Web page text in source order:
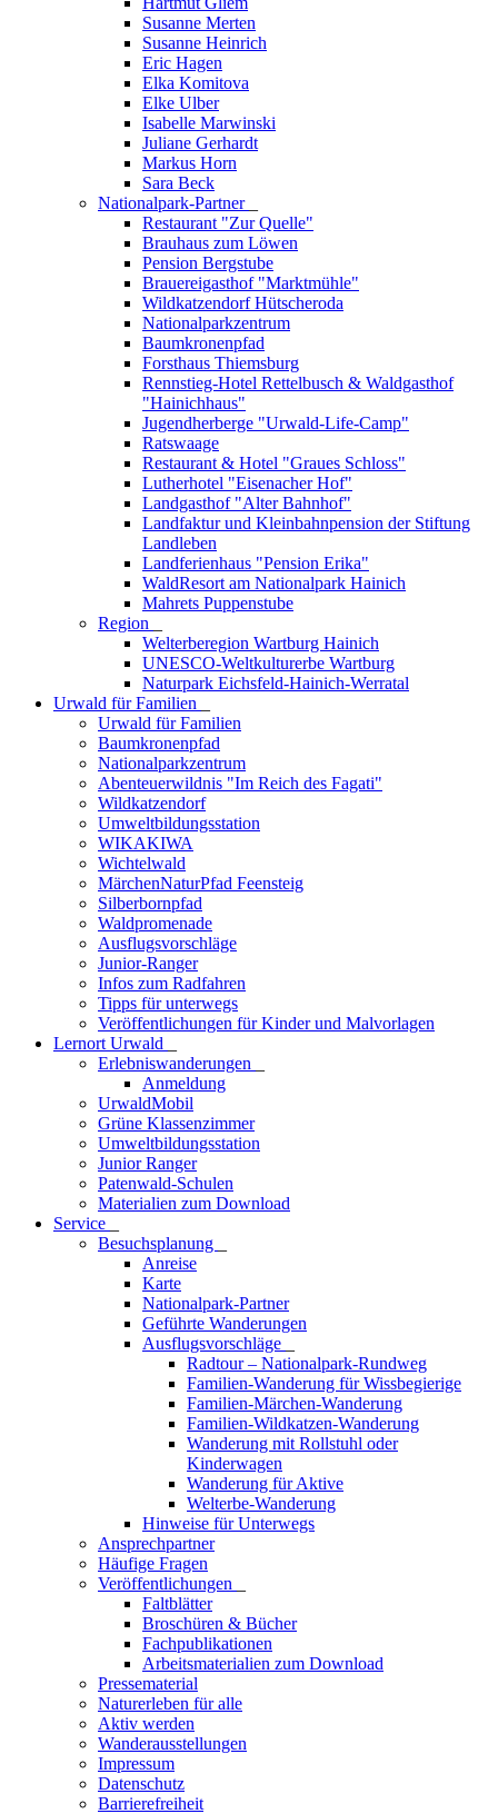
Susanne Merten
Susanne Heinrich
Eric Hagen
Elka Komitova
Elke Ulber
Isabelle Marwinski
Juliane Gerhardt
Markus Horn
Sara Beck
Nationalpark-Partner
Restaurant "Zur Quelle"
Brauhaus zum Löwen
Pension Bergstube
Brauereigasthof "Marktmühle"
Wildkatzendorf Hütscheroda
Nationalparkzentrum
Baumkronenpfad
Forsthaus Thiemsburg
Rennstieg-Hotel Rettelbusch & Waldgasthof
"Hainichhaus"
Jugendherberge "Urwald-Life-Camp"
Ratswaage
Restaurant & Hotel "Graues Schloss"
Lutherhotel "Eisenacher Hof"
Landgasthof "Alter Bahnhof"
Landfaktur und Kleinbahnpension der Stiftung
Landleben
Landferienhaus "Pension Erika"
WaldResort am Nationalpark Hainich
Mahrets Puppenstube
Region
Welterberegion Wartburg Hainich
UNESCO-Weltkulturerbe Wartburg
Naturpark Eichsfeld-Hainich-Werratal
Urwald für Familien
Urwald für Familien
Baumkronenpfad
Nationalparkzentrum
Abenteuerwildnis "Im Reich des Fagati"
Wildkatzendorf
Umweltbildungsstation
WIKAKIWA
Wichtelwald
MärchenNaturPfad Feensteig
Silberbornpfad
Waldpromenade
Ausflugsvorschläge
Junior-Ranger
Infos zum Radfahren
Tipps für unterwegs
Veröffentlichungen für Kinder und Malvorlagen
Lernort Urwald
Erlebniswanderungen
Anmeldung
UrwaldMobil
Grüne Klassenzimmer
Umweltbildungsstation
Junior Ranger
Patenwald-Schulen
Materialien zum Download
Service
Besuchsplanung
Anreise
Karte
Nationalpark-Partner
Geführte Wanderungen
Ausflugsvorschläge
Radtour – Nationalpark-Rundweg
Familien-Wanderung für Wissbegierige
Familien-Märchen-Wanderung
Familien-Wildkatzen-Wanderung
Wanderung mit Rollstuhl oder
Kinderwagen
Wanderung für Aktive
Welterbe-Wanderung
Hinweise für Unterwegs
Ansprechpartner
Häufige Fragen
Veröffentlichungen
Faltblätter
Broschüren & Bücher
Fachpublikationen
Arbeitsmaterialien zum Download
Pressematerial
Naturerleben für alle
Aktiv werden
Wanderausstellungen
Impressum
Datenschutz
Barrierefreiheit